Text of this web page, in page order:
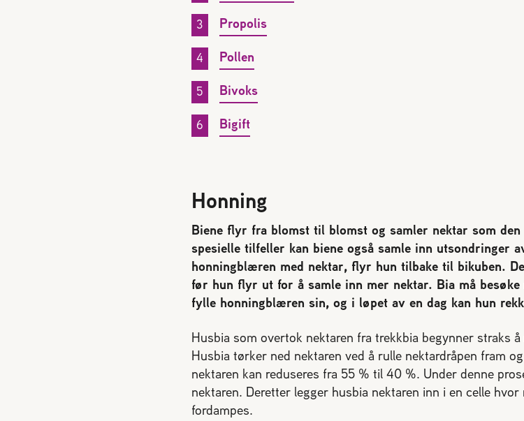
Propolis
Pollen
Bivoks
Bigift
Honning
Biene flyr fra blomst til blomst og samler nektar som
spesielle tilfeller kan biene også samle inn utsondringer
honningblæren med nektar, flyr hun tilbake til bikuben.
før hun flyr ut for å samle inn mer nektar. Bia må
fylle honningblæren sin, og i løpet av en dag kan hun
Husbia som overtok nektaren fra trekkbia begynner straks
Husbia tørker ned nektaren ved å rulle nektardråpen fram
nektaren kan reduseres fra 55 % til 40 %. Under denne
nektaren. Deretter legger husbia nektaren inn i en celle
fordampes.